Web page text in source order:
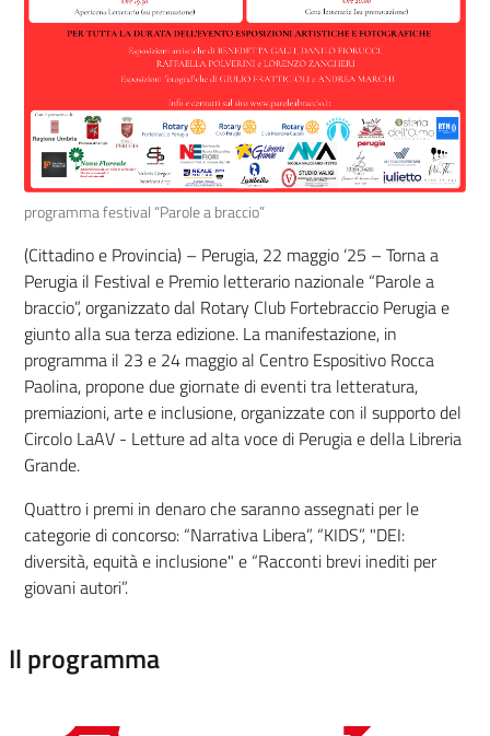
programma festival “Parole a braccio”
(Cittadino e Provincia) – Perugia, 22 maggio ‘25 – Torna a
Perugia il Festival e Premio letterario nazionale “Parole a
braccio”, organizzato dal Rotary Club Fortebraccio Perugia e
giunto alla sua terza edizione. La manifestazione, in
programma il 23 e 24 maggio al Centro Espositivo Rocca
Paolina, propone due giornate di eventi tra letteratura,
premiazioni, arte e inclusione, organizzate con il supporto del
Circolo LaAV - Letture ad alta voce di Perugia e della Libreria
Grande.
Quattro i premi in denaro che saranno assegnati per le
categorie di concorso: “Narrativa Libera”, “KIDS”, "DEI:
diversità, equità e inclusione" e “Racconti brevi inediti per
giovani autori”.
Il programma